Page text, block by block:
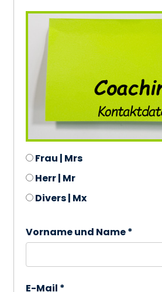
Frau | Mrs
Herr | Mr
Divers | Mx
Vorname und Name *
E-Mail *